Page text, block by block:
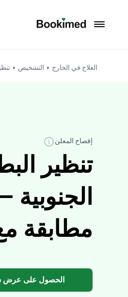
العلاج في الخارج التشخيص
إفصاح المعلن
تنظير
مطابقة
الحصول على عرض